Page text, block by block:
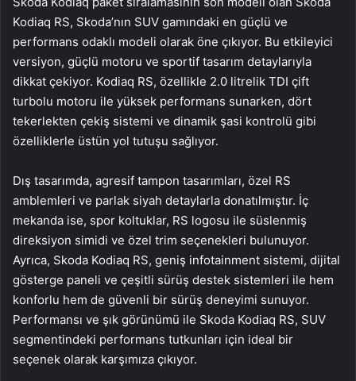
Kodiaq RS, Skoda’nın SUV gamındaki en güçlü ve
performans odaklı modeli olarak öne çıkıyor. Bu etkileyici
versiyon, güçlü motoru ve sportif tasarım detaylarıyla
dikkat çekiyor. Kodiaq RS, özellikle 2.0 litrelik TDI çift
turbolu motoru ile yüksek performans sunarken, dört
tekerlekten çekiş sistemi ve dinamik şasi kontrolü gibi
özelliklerle üstün yol tutuşu sağlıyor.
Dış tasarımda, agresif tampon tasarımları, özel RS
amblemleri ve parlak siyah detaylarla donatılmıştır. İç
mekanda ise, spor koltuklar, RS logosu ile süslenmiş
direksiyon simidi ve özel trim seçenekleri bulunuyor.
Ayrıca, Skoda Kodiaq RS, geniş infotainment sistemi, dijital
gösterge paneli ve çeşitli sürüş destek sistemleri ile hem
konforlu hem de güvenli bir sürüş deneyimi sunuyor.
Performansı ve şık görünümü ile Skoda Kodiaq RS, SUV
segmentindeki performans tutkunları için ideal bir
seçenek olarak karşımıza çıkıyor.